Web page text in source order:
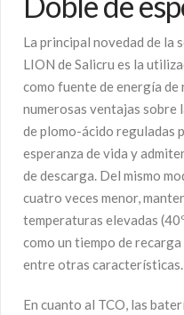
La principal novedad de la
LION de Salicru es la
como fuente de energía
numerosas ventajas sobre
de plomo-ácido reguladas
esperanza de vida y
de descarga. Del mismo
cuatro veces menor,
temperaturas elevadas
como un tiempo de
entre otras características.
En cuanto al TCO, las